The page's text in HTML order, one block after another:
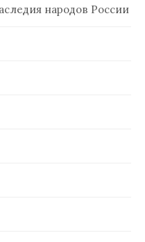
народов России